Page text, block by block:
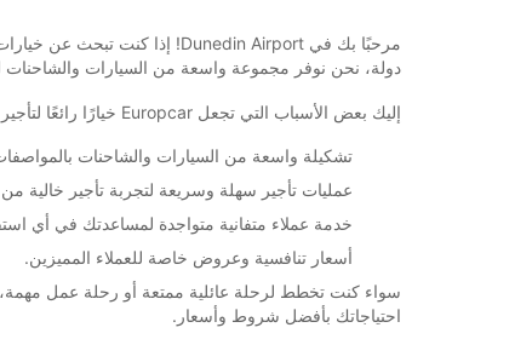
دولة، نحن نوفر مجموعة واسعة من السيارات والشاحنات
إليك بعض الأسباب التي تجعل Europcar خيارًا رائعًا لتأجير السيارات والشاحنات في مطار Dunedin:
تشكيلة واسعة من السيارات والشاحنات بالمواصفات
عمليات تأجير سهلة وسريعة لتجربة تأجير خالية من
خدمة عملاء متفانية متواجدة لمساعدتك في أي
أسعار تنافسية وعروض خاصة للعملاء المميزين.
احتياجاتك بأفضل شروط وأسعار.